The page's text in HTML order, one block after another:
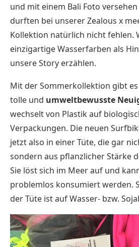
und mit einem Bali Foto
durften bei unserer Zealous x
Kollektion natürlich nicht fehlen.
einzigartige Wasserfarben als
unsere Story erzählen.
Mit der Sommerkollektion gibt
tolle und umweltbewusste
wechselt von Plastik auf
Verpackungen. Die neuen
jetzt also in einer Tüte, die gar
sondern aus pflanzlicher Stärke
Sie löst sich im Meer auf und
problemlos konsumiert werden.
der Tüte ist auf Wasser- bzw.